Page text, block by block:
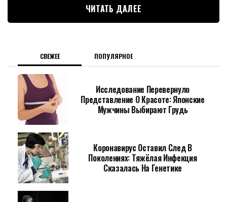
ЧИТАТЬ ДАЛЕЕ
СВЕЖЕЕ ПОПУЛЯРНОЕ
Исследование Перевернуло
Представление О Красоте: Японские
Мужчины Выбирают Грудь
Коронавирус Оставил След В
Поколениях: Тяжёлая Инфекция
Сказалась На Генетике